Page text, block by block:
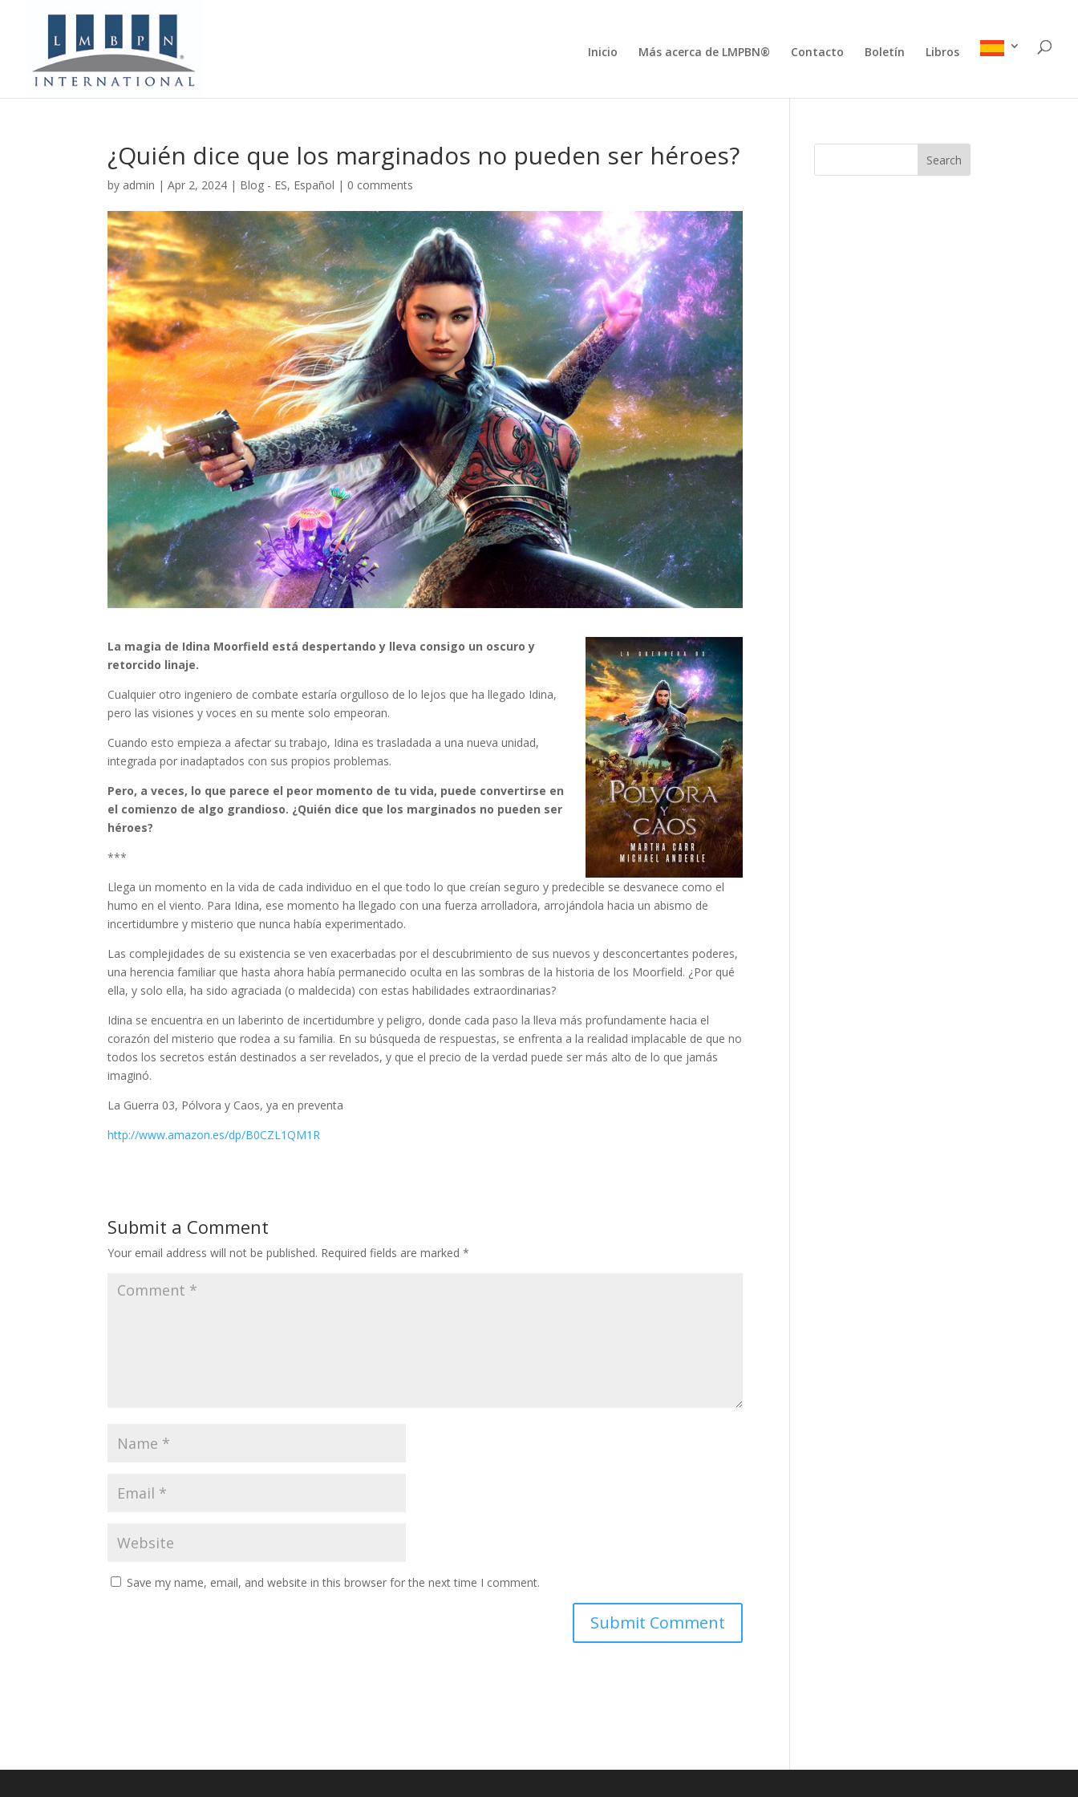
Inicio Más acerca de LMPBN® Contacto Boletín Libros
¿Quién dice que los marginados no pueden ser héroes?
by admin |Apr 2, 2024 | Blog - ES, Español | 0 comments
La magia de Idina Moorfield está despertando y lleva consigo un oscuro y
retorcido linaje.
Cualquier otro ingeniero de combate estaría orgulloso de lo lejos que ha llegado Idina,
pero las visiones y voces en su mente solo empeoran.
Cuando esto empieza a afectar su trabajo, Idina es trasladada a una nueva unidad,
integrada por inadaptados con sus propios problemas.
Pero, a veces, lo que parece el peor momento de tu vida, puede convertirse en
el comienzo de algo grandioso. ¿Quién dice que los marginados no pueden ser
héroes?
***
Llega un momento en la vida de cada individuo en el que todo lo que creían seguro y predecible se desvanece como el
humo en el viento. Para Idina, ese momento ha llegado con una fuerza arrolladora, arrojándola hacia un abismo de
incertidumbre y misterio que nunca había experimentado.
Las complejidades de su existencia se ven exacerbadas por el descubrimiento de sus nuevos y desconcertantes poderes,
una herencia familiar que hasta ahora había permanecido oculta en las sombras de la historia de los Moorfield. ¿Por qué
ella, y solo ella, ha sido agraciada (o maldecida) con estas habilidades extraordinarias?
Idina se encuentra en un laberinto de incertidumbre y peligro, donde cada paso la lleva más profundamente hacia el
corazón del misterio que rodea a su familia. En su búsqueda de respuestas, se enfrenta a la realidad implacable de que no
todos los secretos están destinados a ser revelados, y que el precio de la verdad puede ser más alto de lo que jamás
imaginó.
La Guerra 03, Pólvora y Caos, ya en preventa
http://www.amazon.es/dp/B0CZL1QM1R
Submit a Comment
Your email address will not be published. Required fields are marked*
Save my name, email, and website in this browser for the next time I comment.
Search